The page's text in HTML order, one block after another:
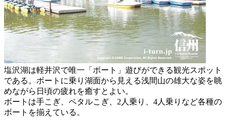
塩沢湖は軽井沢で唯一「ボート」遊びができる観光スポット
である。ボートに乗り湖面から見える浅間山の雄大な姿を眺
めながら日頃の疲れを癒すとよい。
ボートは手こぎ、ペタルこぎ、2人乗り、4人乗りなど各種の
ボートを揃えている。